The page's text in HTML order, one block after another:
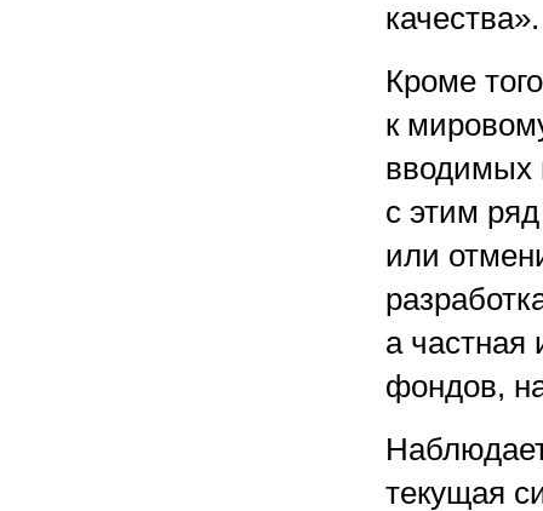
качества».
Кроме
к
вводимых
с этим
или
а частная
фондов,
текущая